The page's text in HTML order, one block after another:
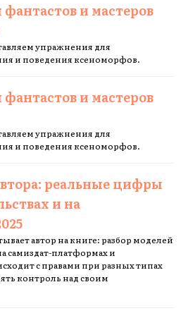
и мастеров
упражнения для
и поведения ксеноморфов.
и мастеров
упражнения для
и поведения ксеноморфов.
реальные цифры
и на
автор на книге: разбор моделей
самиздат-платформах и
с правами при разных типах
контроль над своим